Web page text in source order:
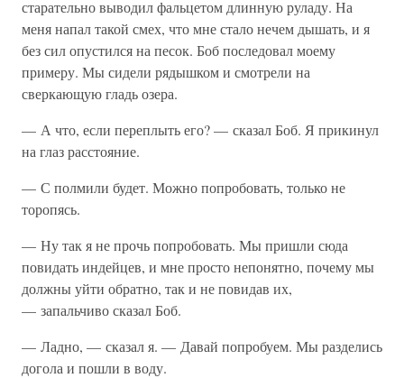
старательно выводил фальцетом длинную руладу. На
меня напал такой смех, что мне стало нечем дышать, и я
без сил опустился на песок. Боб последовал моему
примеру. Мы сидели рядышком и смотрели на
сверкающую гладь озера.
— А что, если переплыть его? — сказал Боб. Я прикинул
на глаз расстояние.
— С полмили будет. Можно попробовать, только не
торопясь.
— Ну так я не прочь попробовать. Мы пришли сюда
повидать индейцев, и мне просто непонятно, почему мы
должны уйти обратно, так и не повидав их,
— запальчиво сказал Боб.
— Ладно, — сказал я. — Давай попробуем. Мы разделись
догола и пошли в воду.